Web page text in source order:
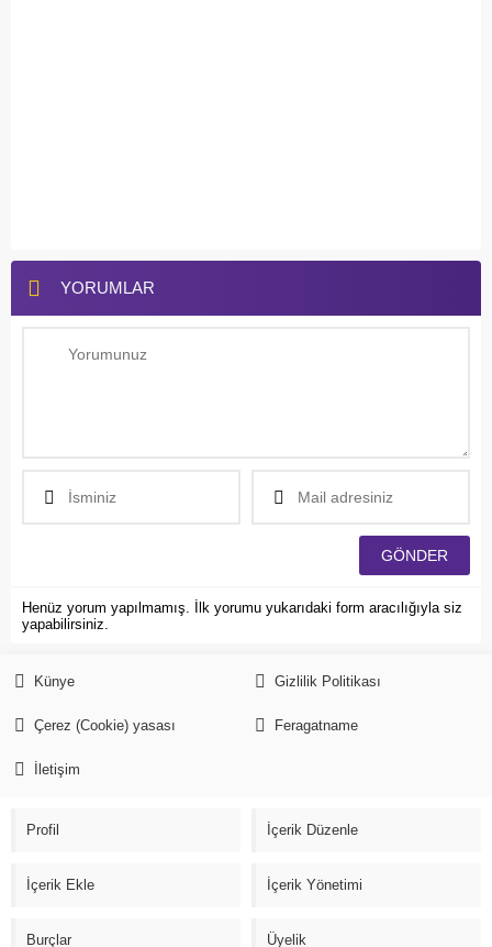
YORUMLAR
Henüz yorum yapılmamış. İlk yorumu yukarıdaki form aracılığıyla siz
yapabilirsiniz.
Künye Gizlilik Politikası
Çerez (Cookie) yasası Feragatname
İletişim
Profil İçerik Düzenle
İçerik Ekle İçerik Yönetimi
Burçlar Üyelik